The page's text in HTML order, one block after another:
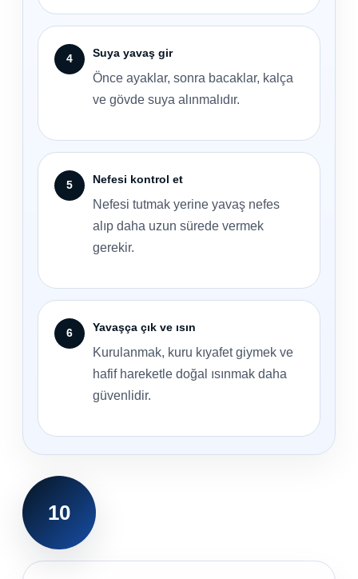
Suya yavaş gir
Önce ayaklar, sonra bacaklar, kalça
ve gövde suya alınmalıdır.
Nefesi kontrol et
Nefesi tutmak yerine yavaş nefes
alıp daha uzun sürede vermek
gerekir.
Yavaşça çık ve ısın
Kurulanmak, kuru kıyafet giymek ve
hafif hareketle doğal ısınmak daha
güvenlidir.
10